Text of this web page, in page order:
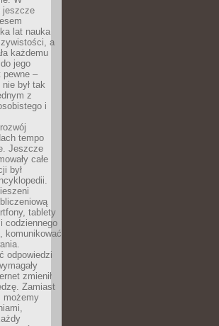
jeszcze
lat nauka
a
każdemu
jego
pewne –
był tak
z
i
tempo
Jeszcze
całe
był
tablety
codziennego
komunikować
odpowiedzi
zmienił
Zamiast
możemy